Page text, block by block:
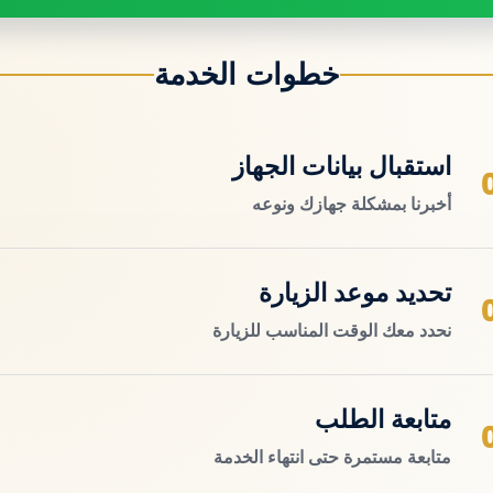
خطوات الخدمة
استقبال بيانات الجهاز
أخبرنا بمشكلة جهازك ونوعه
تحديد موعد الزيارة
نحدد معك الوقت المناسب للزيارة
متابعة الطلب
متابعة مستمرة حتى انتهاء الخدمة